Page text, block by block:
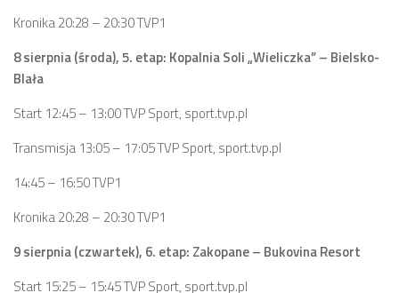
Kronika 20:28 – 20:30 TVP1
8 sierpnia (środa), 5. etap: Kopalnia Soli „Wieliczka” – Bielsko-
BIała
Start 12:45 – 13:00 TVP Sport, sport.tvp.pl
Transmisja 13:05 – 17:05 TVP Sport, sport.tvp.pl
14:45 – 16:50 TVP1
Kronika 20:28 – 20:30 TVP1
9 sierpnia (czwartek), 6. etap: Zakopane – Bukovina Resort
Start 15:25 – 15:45 TVP Sport, sport.tvp.pl